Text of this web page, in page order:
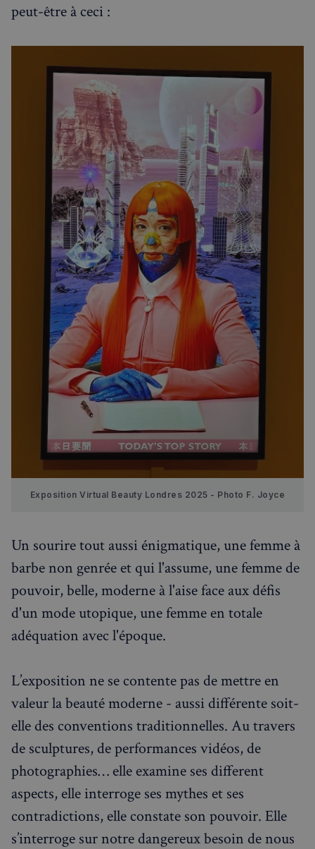
peut-être à ceci :
Exposition Virtual Beauty Londres 2025 - Photo F. Joyce
Un sourire tout aussi énigmatique, une femme à
barbe non genrée et qui l'assume, une femme de
pouvoir, belle, moderne à l'aise face aux défis
d'un mode utopique, une femme en totale
adéquation avec l'époque.
L’exposition ne se contente pas de mettre en
valeur la beauté moderne - aussi différente soit-
elle des conventions traditionnelles. Au travers
de sculptures, de performances vidéos, de
photographies… elle examine ses different
aspects, elle interroge ses mythes et ses
contradictions, elle constate son pouvoir. Elle
s’interroge sur notre dangereux besoin de nous